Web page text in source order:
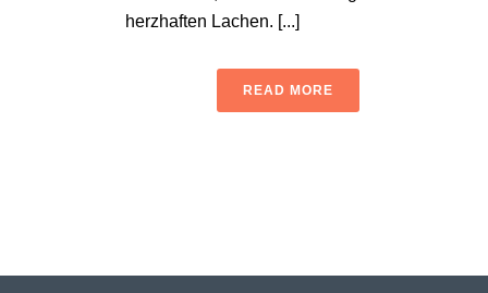
herzhaften Lachen. [...]
READ MORE